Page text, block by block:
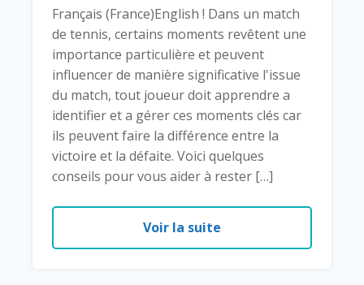
Français (France)English ! Dans un match
de tennis, certains moments revêtent une
importance particulière et peuvent
influencer de manière significative l'issue
du match, tout joueur doit apprendre a
identifier et a gérer ces moments clés car
ils peuvent faire la différence entre la
victoire et la défaite. Voici quelques
conseils pour vous aider à rester […]
Voir la suite